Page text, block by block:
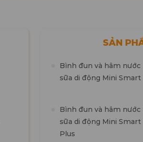
Máy ủ ấm và tiệt trùng UVC-
LED khăn giấy ướt cho bé
SẢN
Bình đun và hâm nước
sữa di động Mini Smart
Bình đun và hâm nước
sữa di động Mini Smart
Plus